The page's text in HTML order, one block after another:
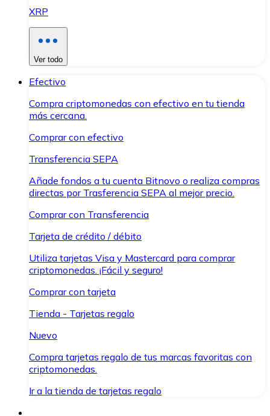
XRP
Ver todo
Efectivo
Compra criptomonedas con efectivo en tu tienda
más cercana.
Comprar con efectivo
Transferencia SEPA
Añade fondos a tu cuenta Bitnovo o realiza compras
directas por Trasferencia SEPA al mejor precio.
Comprar con Transferencia
Tarjeta de crédito / débito
Utiliza tarjetas Visa y Mastercard para comprar
criptomonedas. ¡Fácil y seguro!
Comprar con tarjeta
Tienda - Tarjetas regalo
Nuevo
Compra tarjetas regalo de tus marcas favoritas con
criptomonedas.
Ir a la tienda de tarjetas regalo